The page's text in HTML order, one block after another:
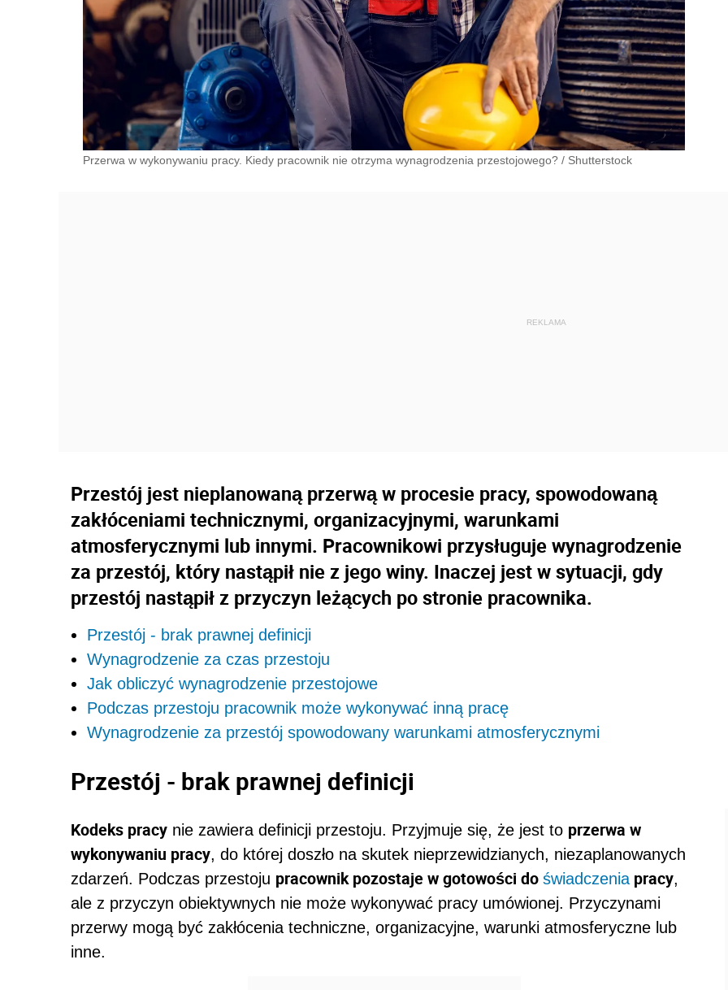
Przerwa w wykonywaniu pracy. Kiedy pracownik nie otrzyma wynagrodzenia przestojowego? / Shutterstock
Przestój jest nieplanowaną przerwą w procesie pracy, spowodowaną
zakłóceniami technicznymi, organizacyjnymi, warunkami
atmosferycznymi lub innymi. Pracownikowi przysługuje wynagrodzenie
za przestój, który nastąpił nie z jego winy. Inaczej jest w sytuacji, gdy
przestój nastąpił z przyczyn leżących po stronie pracownika.
Przestój - brak prawnej definicji
Wynagrodzenie za czas przestoju
Jak obliczyć wynagrodzenie przestojowe
Podczas przestoju pracownik może wykonywać inną pracę
Wynagrodzenie za przestój spowodowany warunkami atmosferycznymi
Przestój - brak prawnej definicji
Kodeks pracy nie zawiera definicji przestoju. Przyjmuje się, że jest to przerwa w
wykonywaniu pracy, do której doszło na skutek nieprzewidzianych, niezaplanowanych
zdarzeń. Podczas przestoju pracownik pozostaje w gotowości do świadczeniapracy,
ale z przyczyn obiektywnych nie może wykonywać pracy umówionej. Przyczynami
przerwy mogą być zakłócenia techniczne, organizacyjne, warunki atmosferyczne lub
inne.